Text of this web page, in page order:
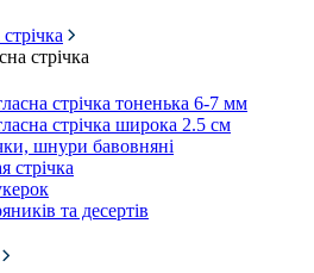
стрічка
стрічка тоненька 6-7 мм
стрічка широка 2.5 см
шнури бавовняні
стрічка
та десертів